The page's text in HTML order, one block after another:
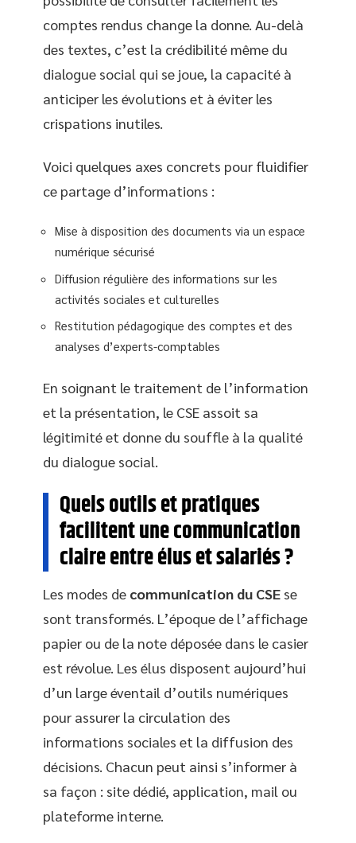
comptes rendus change la donne. Au-delà
des textes, c’est la crédibilité même du
dialogue social qui se joue, la capacité à
anticiper les évolutions et à éviter les
crispations inutiles.
Voici quelques axes concrets pour fluidifier
ce partage d’informations :
Mise à disposition des documents via un espace
numérique sécurisé
Diffusion régulière des informations sur les
activités sociales et culturelles
Restitution pédagogique des comptes et des
analyses d’experts-comptables
En soignant le traitement de l’information
et la présentation, le CSE assoit sa
légitimité et donne du souffle à la qualité
du dialogue social.
Quels outils et pratiques
facilitent une communication
claire entre élus et salariés ?
Les modes de communication du CSE se
sont transformés. L’époque de l’affichage
papier ou de la note déposée dans le casier
est révolue. Les élus disposent aujourd’hui
d’un large éventail d’outils numériques
pour assurer la circulation des
informations sociales et la diffusion des
décisions. Chacun peut ainsi s’informer à
sa façon : site dédié, application, mail ou
plateforme interne.